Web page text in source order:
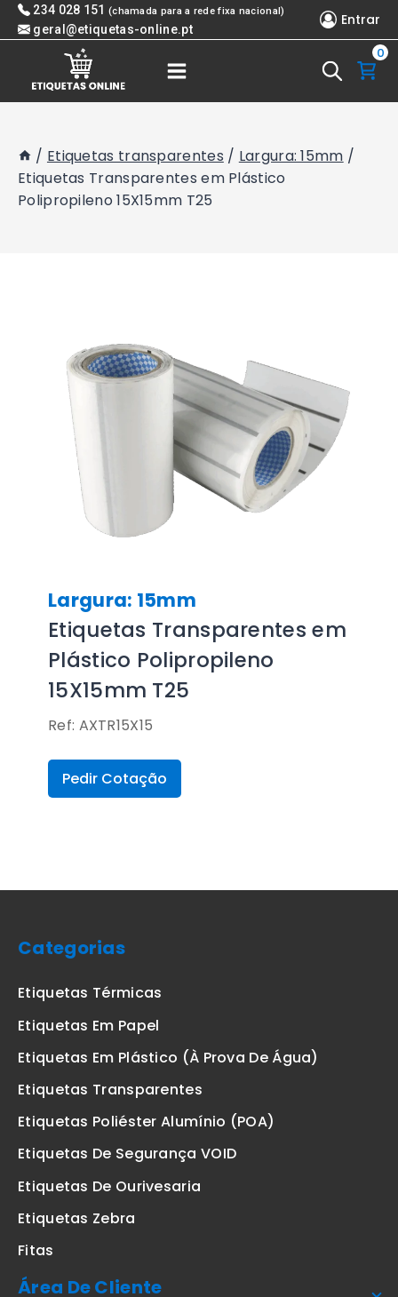
Skip 234 028 151 (chamada para a rede fixa nacional)
geral@etiquetas-online.pt
Entrar
0
/ Etiquetas transparentes / Largura: 15mm /
Etiquetas Transparentes em Plástico
Polipropileno 15X15mm T25
Largura: 15mm
Etiquetas Transparentes em
Plástico Polipropileno
15X15mm T25
Ref: AXTR15X15
Pedir Cotação
Categorias
Etiquetas Térmicas
Etiquetas Em Papel
Etiquetas Em Plástico (à Prova De Água)
Etiquetas Transparentes
Etiquetas Poliéster Alumínio (POA)
Etiquetas De Segurança VOID
Etiquetas De Ourivesaria
Etiquetas Zebra
Fitas
Área De Cliente